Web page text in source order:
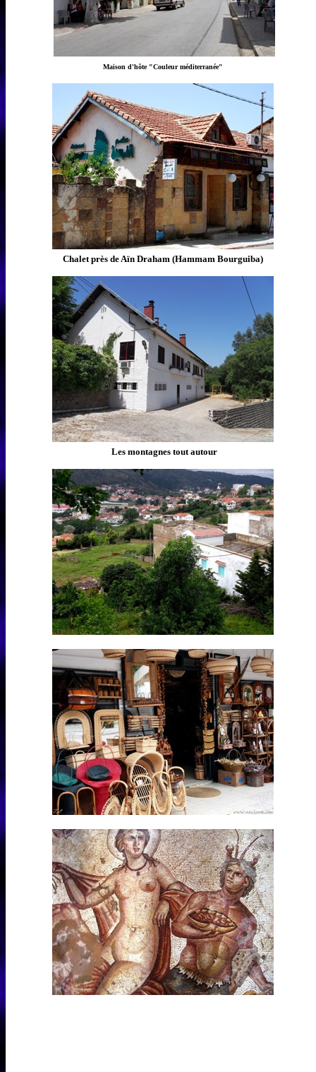
Maison d'hôte "Couleur méditerranée"
Chalet près de Aïn Draham (Hammam Bourguiba)
Les montagnes tout autour